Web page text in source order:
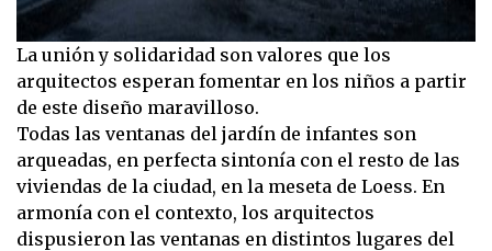
La unión y solidaridad son valores que los
arquitectos esperan fomentar en los niños a partir
de este diseño maravilloso.
Todas las ventanas del jardín de infantes son
arqueadas, en perfecta sintonía con el resto de las
viviendas de la ciudad, en la meseta de Loess. En
armonía con el contexto, los arquitectos
dispusieron las ventanas en distintos lugares del